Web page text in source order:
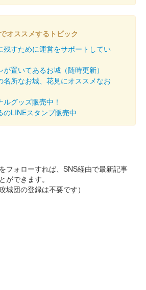
） 御城印 令和七年秋限定版
） 御城印
された「群馬戦国御城印サミット
等学校書道部のブースにて販売された
） 御城印
された「群馬戦国御城印サミット
オススメするトピック
残すために運営をサポートしてい
置いてあるお城（随時更新）
名所なお城、花見にオススメなお
グッズ販売中！
のLINEスタンプ販売中
フォローすれば、SNS経由で最新記事
ができます。
城団の登録は不要です）